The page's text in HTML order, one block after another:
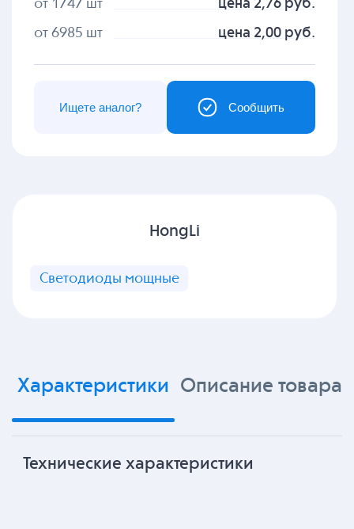
от 1747 шт цена 2,76 руб.
от 6985 шт цена 2,00 руб.
Сообщить
Ищете аналог?
HongLi
Светодиоды мощные
Характеристики Описание товара
Технические характеристики